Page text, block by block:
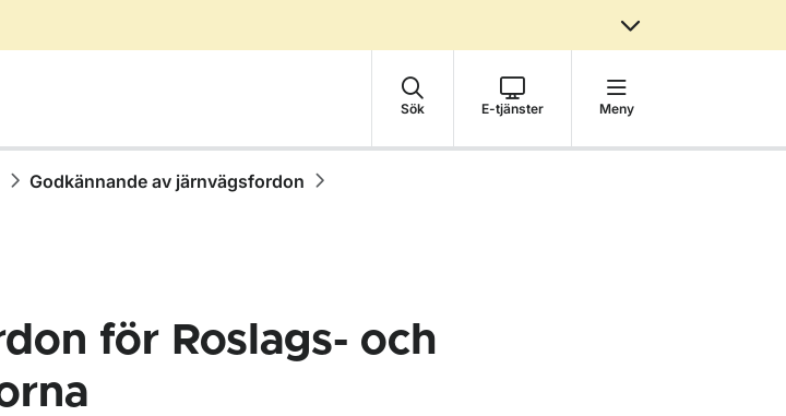
Sök E-tjänster Meny
Godkännande av järnvägsfordon
för Roslags- och